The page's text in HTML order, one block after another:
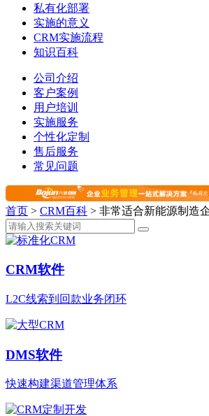
私有化部署
实施的意义
CRM实施流程
知识百科
公司介绍
客户案例
用户培训
实施服务
个性化定制
售后服务
常见问题
首页 > CRM百科 > 非常适合新能源制造
CRM软件
L2C线索到回款业务闭环
DMS软件
快速构建渠道管理体系